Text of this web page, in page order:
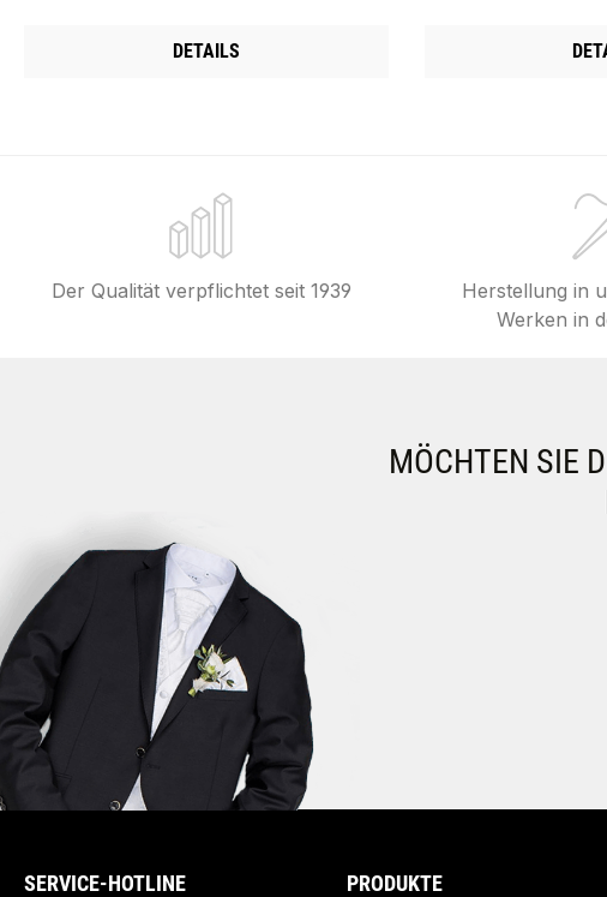
DETAILS
Der Qualität verpflichtet seit 1939
Herstellung in
Werken in
MÖCHTEN SIE
SERVICE-HOTLINE PRODUKTE